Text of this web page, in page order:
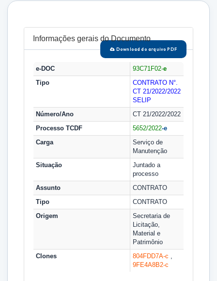
Informações gerais do Documento
Download do arquivo PDF
e-DOC 93C71F02-e
Tipo
CONTRATO N°.
CT 21/2022/2022
SELIP
Número/Ano
CT 21/2022/2022
Processo TCDF
5652/2022-e
Carga
Serviço de
Manutenção
Situação
Juntado a
processo
Assunto
CONTRATO
Tipo
CONTRATO
Origem
Secretaria de
Licitação,
Material e
Patrimônio
Clones
804FDD7A-c ,
9FE4A8B2-c